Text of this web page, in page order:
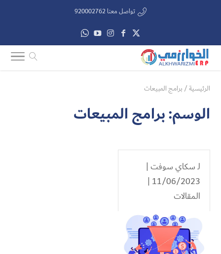
تواصل معنا 920002762
الرئيسية/ برامج المبيعات
الوسم:برامج المبيعات
لـسكاي سوفت |
11/06/2023 |
المقالات